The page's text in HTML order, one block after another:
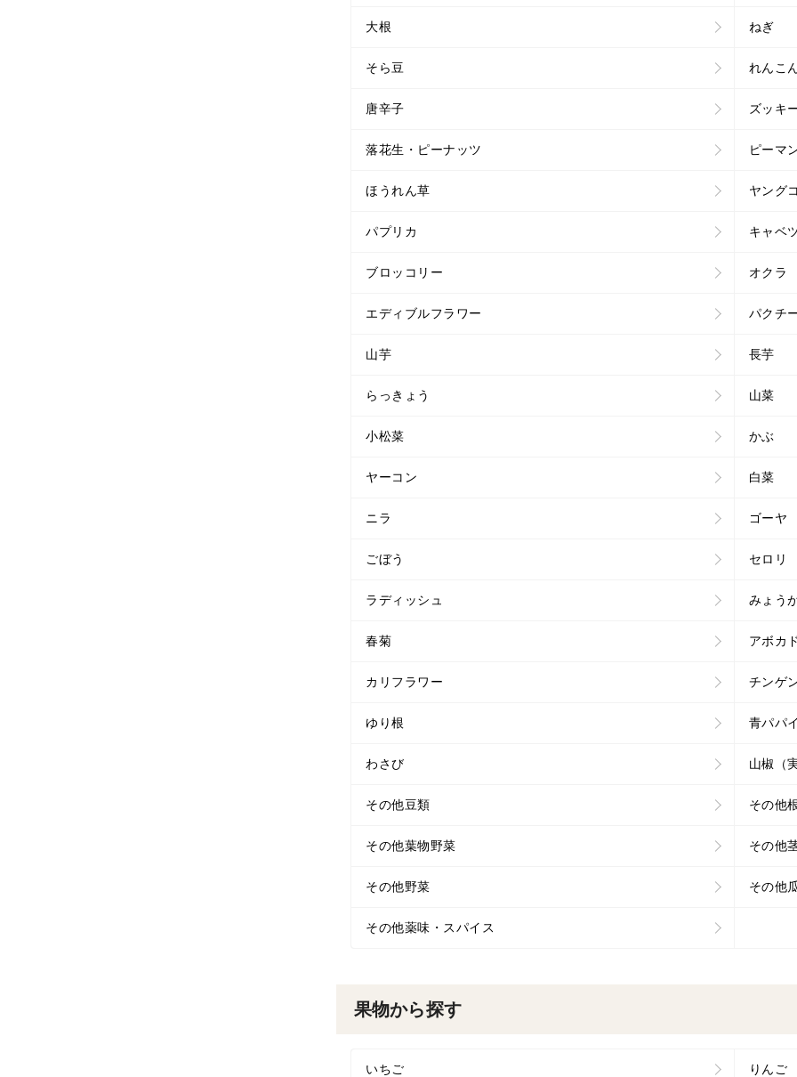
大根 ねぎ
そら豆 れんこ
唐辛子 ズッキ
落花生・ピーナッツ ピーマ
ほうれん草 ヤング
パプリカ キャベ
ブロッコリー オクラ
エディブルフラワー パクチ
山芋 長芋
らっきょう 山菜
小松菜 かぶ
ヤーコン 白菜
ニラ ゴーヤ
ごぼう セロリ
ラディッシュ みょう
春菊 アボカド
カリフラワー チンゲ
ゆり根 青パパ
わさび 山椒（
その他豆類 その他
その他葉物野菜 その他
その他野菜 その他瓜
その他薬味・スパイス
果物から探す
いちご りんご